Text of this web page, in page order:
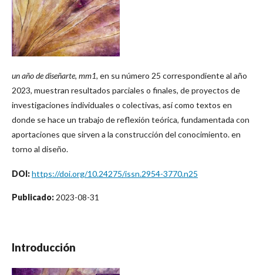
un año de diseñarte, mm1, en su número 25 correspondiente al año
2023, muestran resultados parciales o finales, de proyectos de
investigaciones individuales o colectivas, así como textos en
donde se hace un trabajo de reflexión teórica, fundamentada con
aportaciones que sirven a la construcción del conocimiento. en
torno al diseño.
DOI:https://doi.org/10.24275/issn.2954-3770.n25
Publicado: 2023-08-31
Introducción